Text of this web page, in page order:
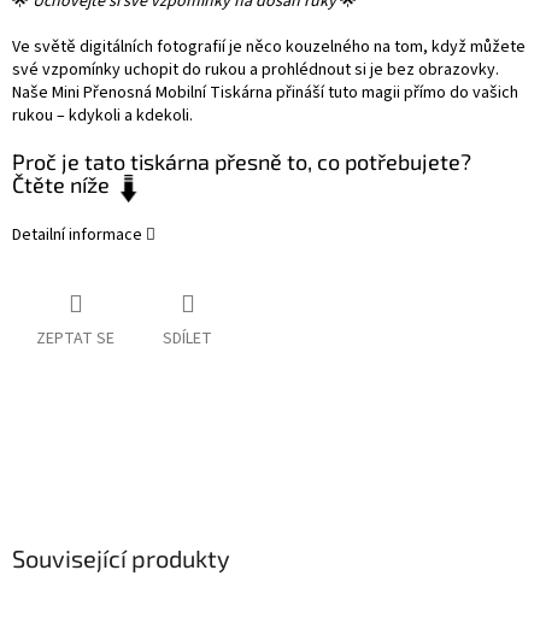
Ve světě digitálních fotografií je něco kouzelného na tom, když můžete
své vzpomínky uchopit do rukou a prohlédnout si je bez obrazovky.
Naše Mini Přenosná Mobilní Tiskárna přináší tuto magii přímo do vašich
rukou – kdykoli a kdekoli.
Proč je tato tiskárna přesně to, co potřebujete?
Čtěte níže
Detailní informace
ZEPTAT SE SDÍLET
Související produkty